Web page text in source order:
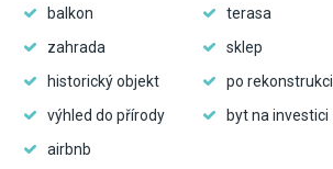
balkon
terasa
zahrada
sklep
historický objekt
po rekonstrukci
výhled do přírody
byt na investici
airbnb